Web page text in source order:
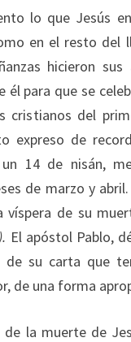
lo que Jesús
en el resto
hicieron
él para que se
cristianos del
expreso de
14 de nisán,
de marzo y
víspera de su
El apóstol Pablo,
su carta que
de una forma
la muerte de